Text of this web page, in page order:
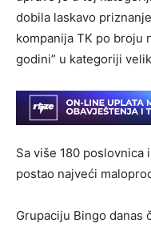
dobila laskavo
kompanija TK po broju
godini” u kategoriji
Sa više 180 poslovnica
postao najveći
Grupaciju Bingo danas